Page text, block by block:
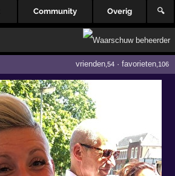
Community Overig 🔍
vrienden,54· favorieten,106